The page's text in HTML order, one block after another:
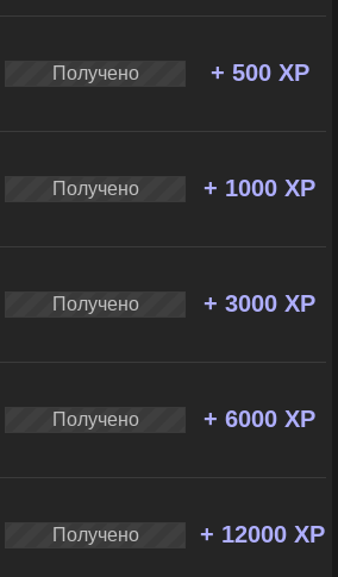
Получено + 500 XP
Получено + 1000 XP
Получено + 3000 XP
Получено + 6000 XP
Получено + 12000 XP